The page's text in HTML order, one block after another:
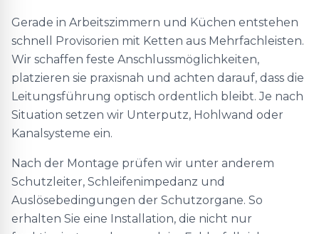
Gerade in Arbeitszimmern und Küchen entstehen
schnell Provisorien mit Ketten aus Mehrfachleisten.
Wir schaffen feste Anschlussmöglichkeiten,
platzieren sie praxisnah und achten darauf, dass die
Leitungsführung optisch ordentlich bleibt. Je nach
Situation setzen wir Unterputz, Hohlwand oder
Kanalsysteme ein.
Nach der Montage prüfen wir unter anderem
Schutzleiter, Schleifenimpedanz und
Auslösebedingungen der Schutzorgane. So
erhalten Sie eine Installation, die nicht nur